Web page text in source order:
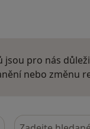
jsou pro nás
nebo změnu
Hledejte v